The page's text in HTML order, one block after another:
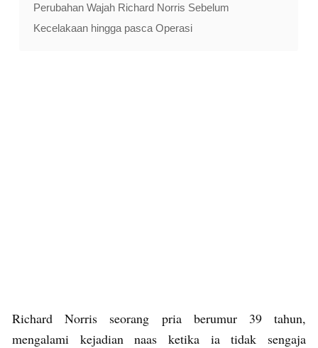
Perubahan Wajah Richard Norris Sebelum
Kecelakaan hingga pasca Operasi
Richard Norris seorang pria berumur 39 tahun,
mengalami kejadian naas ketika ia tidak sengaja